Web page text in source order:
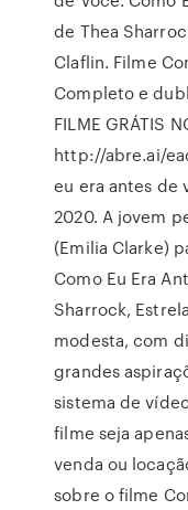
de Thea
Claflin. Filme
Completo e
FILME GRÁTIS
http://abre.ai/
eu era antes de
2020. A jovem
(Emilia Clarke)
Como Eu Era
Sharrock,
modesta, com
grandes
sistema de
filme seja
venda ou
sobre o filme